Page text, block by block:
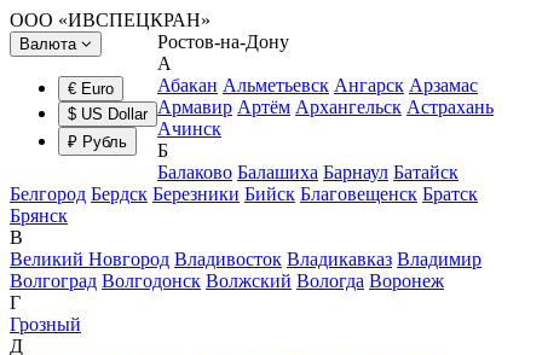
ООО «ИВСПЕЦКРАН»
Валюта
€ Euro
$ US Dollar
₽ Рубль
Ростов-на-Дону
А
Абакан Альметьевск Ангарск Арзамас
Армавир Артём Архангельск Астрахань
Ачинск
Б
Балаково Балашиха Барнаул Батайск
Белгород Бердск Березники Бийск Благовещенск Братск
Брянск
В
Великий Новгород Владивосток Владикавказ Владимир
Волгоград Волгодонск Волжский Вологда Воронеж
Г
Грозный
Д